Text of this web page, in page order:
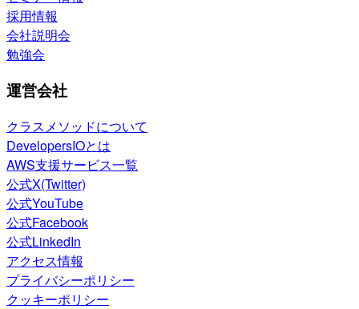
採用情報
会社説明会
勉強会
運営会社
クラスメソッドについて
DevelopersIOとは
AWS支援サービス一覧
公式X(Twitter)
公式YouTube
公式Facebook
公式LinkedIn
アクセス情報
プライバシーポリシー
クッキーポリシー